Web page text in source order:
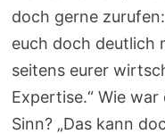
doch gerne
euch doch deutlich
seitens eurer
Expertise.“ Wie
Sinn? „Das kann